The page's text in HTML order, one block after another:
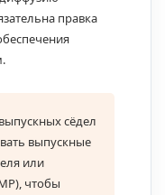
правка
сёдел
выпускные
или
чтобы